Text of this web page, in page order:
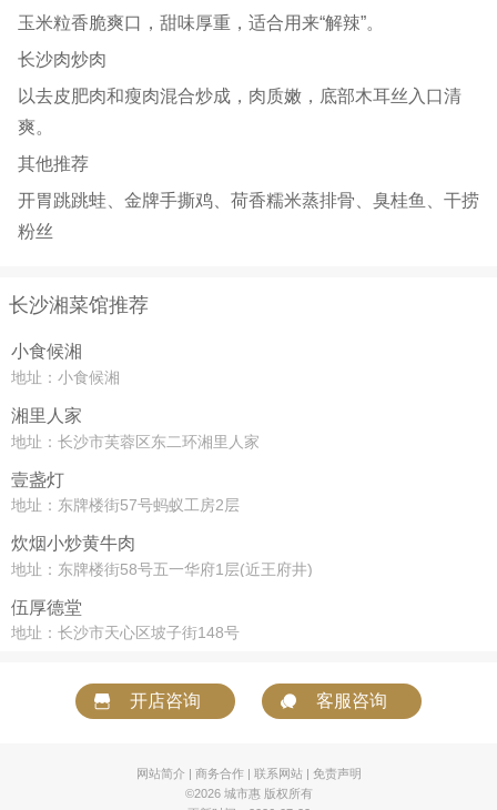
玉米粒香脆爽口，甜味厚重，适合用来“解辣”。
长沙肉炒肉
以去皮肥肉和瘦肉混合炒成，肉质嫩，底部木耳丝入口清
爽。
其他推荐
开胃跳跳蛙、金牌手撕鸡、荷香糯米蒸排骨、臭桂鱼、干捞
粉丝
长沙湘菜馆推荐
小食候湘
地址：小食候湘
湘里人家
地址：长沙市芙蓉区东二环湘里人家
壹盏灯
地址：东牌楼街57号蚂蚁工房2层
炊烟小炒黄牛肉
地址：东牌楼街58号五一华府1层(近王府井)
伍厚德堂
地址：长沙市天心区坡子街148号
开店咨询 客服咨询
网站简介 | 商务合作| 联系网站 | 免责声明
©2026 城市惠 版权所有